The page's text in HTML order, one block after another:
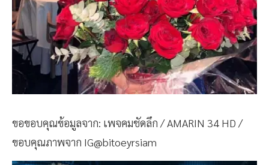
ขอขอบคุณข้อมูลจาก: เพจคมชัดลึก / AMARIN 34 HD /
ขอบคุณภาพจาก IG@bitoeyrsiam